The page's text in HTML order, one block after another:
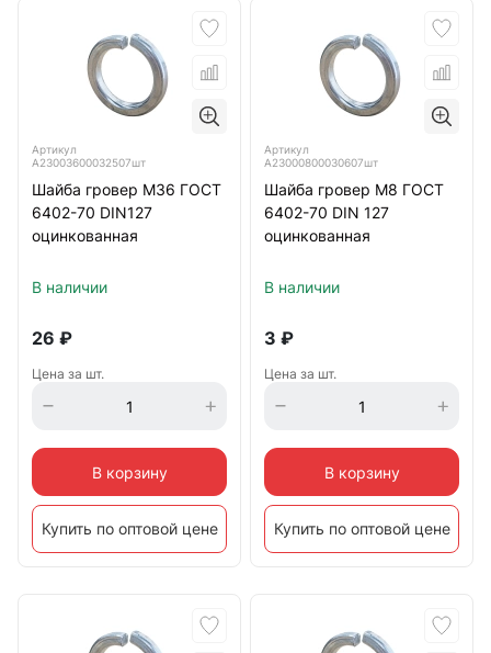
Артикул
А23003600032507шт
Шайба гровер М36 ГОСТ
6402-70 DIN127
оцинкованная
В наличии
26 ₽
Цена за шт.
В корзину
Купить по оптовой цене
Артикул
А23000800030607шт
Шайба гровер М8 ГОСТ
6402-70 DIN 127
оцинкованная
В наличии
3 ₽
Цена за шт.
В корзину
Купить по оптовой цене